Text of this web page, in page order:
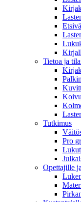
Tietoa ja
Tutkimus
Pro
Opettajille